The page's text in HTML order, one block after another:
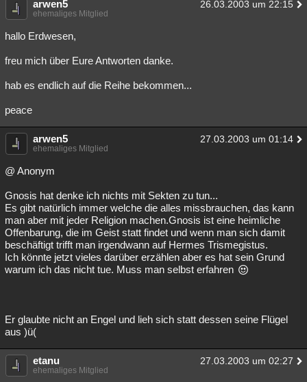
arwen5 26.03.2003 um 22:15
ehemaliges Mitglied
hallo Erdwesen,
freu mich über Eure Antworten danke.
hab es endlich auf die Reihe bekommen...
peace
arwen5 27.03.2003 um 01:14
ehemaliges Mitglied
@ Anonym
Gnosis hat denke ich nichts mit Sekten zu tun...
Es gibt natürlich immer welche die alles missbrauchen, das kann
man aber mit jeder Religion machen.Gnosis ist eine heimliche
Offenbarung, die im Geist statt findet und wenn man sich damit
beschäftigt trifft man irgendwann auf Hermes Trismegistus.
Ich könnte jetzt vieles darüber erzählen aber es hat sein Grund
warum ich das nicht tue. Muss man selbst erfahren
Er glaubte nicht an Engel und lieh sich statt dessen seine Flügel
aus )ü(
etanu 27.03.2003 um 02:27
ehemaliges Mitglied